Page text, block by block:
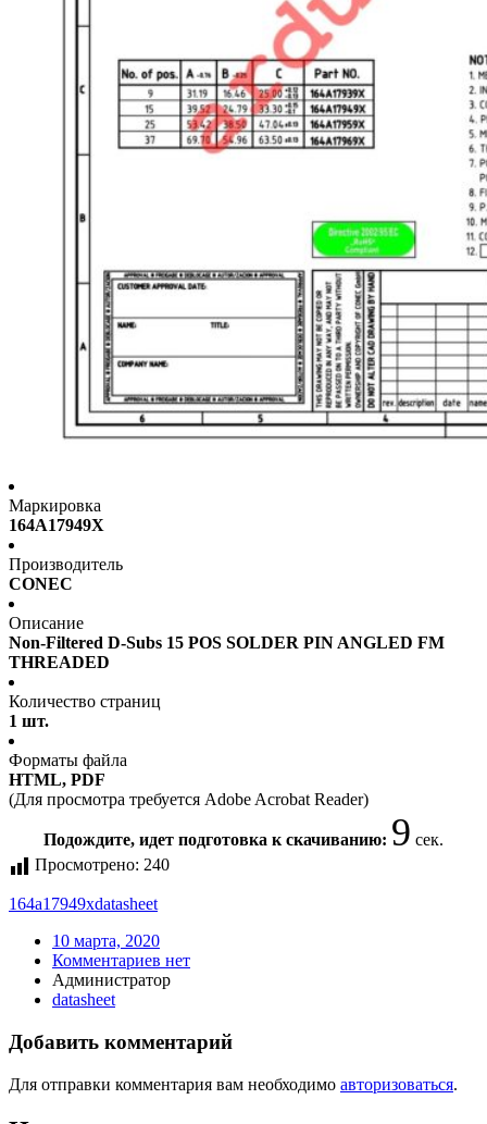
Маркировка
164A17949X
Производитель
CONEC
Описание
Non-Filtered D-Subs 15 POS SOLDER PIN ANGLED FM
THREADED
Количество страниц
1 шт.
Форматы файла
HTML, PDF
(Для просмотра требуется Adobe Acrobat Reader)
Подождите, идет подготовка к скачиванию: 9 сек.
Просмотрено: 240
164a17949xdatasheet
10 марта, 2020
Комментариев нет
Администратор
datasheet
Добавить комментарий
Для отправки комментария вам необходимо авторизоваться.